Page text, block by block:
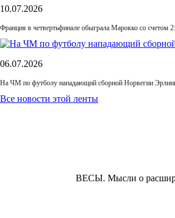
10.07.2026
Франция в четвертьфинале обыграла Марокко со счетом
06.07.2026
На ЧМ по футболу нападающий сборной Норвегии
Все новости этой ленты
ВЕСЫ. Мысли о